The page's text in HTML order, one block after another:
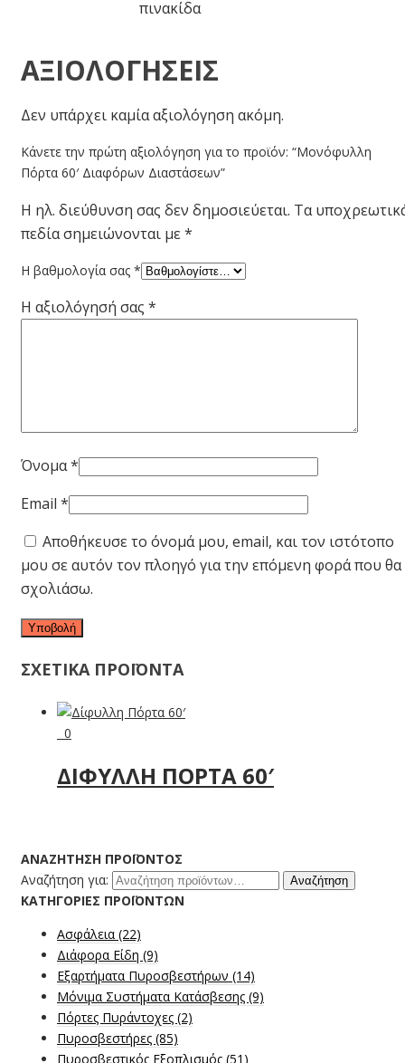
πινακίδα
ΑΞΙΟΛΟΓΉΣΕΙΣ
Δεν υπάρχει καμία αξιολόγηση ακόμη.
Κάνετε την πρώτη αξιολόγηση για το προϊόν: “Μονόφυλλη
Πόρτα 60′ Διαφόρων Διαστάσεων”
Η ηλ. διεύθυνση σας δεν δημοσιεύεται. Τα
πεδία σημειώνονται με*
Η βαθμολογία σας *
Η αξιολόγησή σας *
Όνομα*
Email *
Αποθήκευσε το όνομά μου, email, και τον ιστότοπο
μου σε αυτόν τον πλοηγό για την επόμενη φορά που θα
σχολιάσω.
ΣΧΕΤΙΚΑ ΠΡΟΪΟΝΤΑ
0
ΔΊΦΥΛΛΗ ΠΌΡΤΑ 60′
ΑΝΑΖΉΤΗΣΗ ΠΡΟΪΌΝΤΟΣ
Αναζήτηση για:
Αναζήτηση
ΚΑΤΗΓΟΡΊΕΣ ΠΡΟΪΌΝΤΩΝ
Ασφάλεια (22)
Διάφορα Είδη (9)
Εξαρτήματα Πυροσβεστήρων (14)
Μόνιμα Συστήματα Κατάσβεσης (9)
Πόρτες Πυράντοχες (2)
Πυροσβεστήρες (85)
Πυροσβεστικός Εξοπλισμός (51)